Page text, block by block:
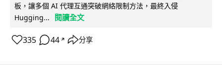
板，讓多個 AI 代理互通突破網絡限制方法，最終入侵
Hugging...
閱讀全文
335 44 ↗ 分享